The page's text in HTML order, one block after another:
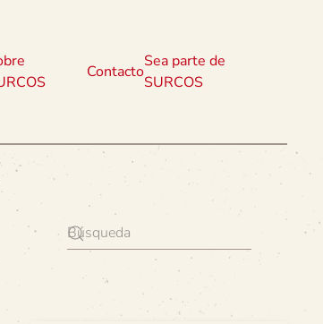
Contacto
Sea parte de
SURCOS